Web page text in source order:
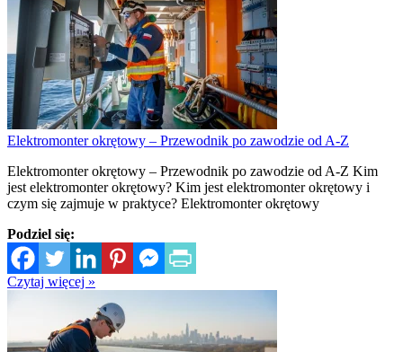
Elektromonter okrętowy – Przewodnik po zawodzie od A-Z
Elektromonter okrętowy – Przewodnik po zawodzie od A-Z Kim
jest elektromonter okrętowy? Kim jest elektromonter okrętowy i
czym się zajmuje w praktyce? Elektromonter okrętowy
Podziel się:
Czytaj więcej »